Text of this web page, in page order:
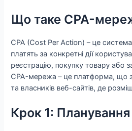
Що таке CPA-
CPA (Cost Per Action) – це
платять за конкретні дії
реєстрацію, покупку товару або
CPA-мережа – це платформа, що
та власників веб-сайтів, де
Крок 1: Планування